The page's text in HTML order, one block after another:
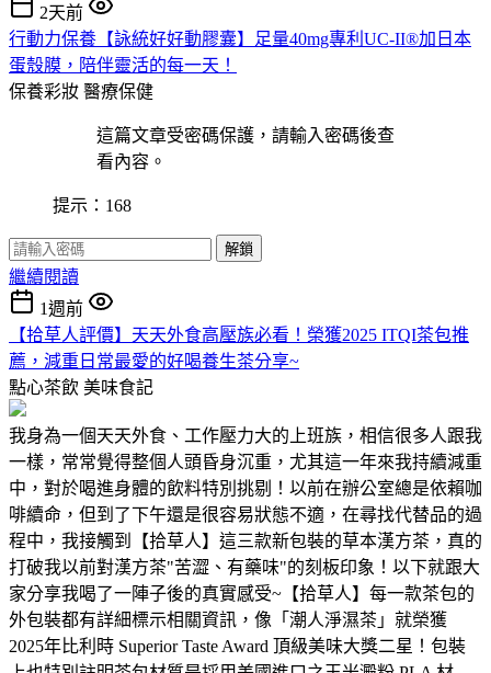
2天前
行動力保養【詠統好好動膠囊】足量40mg專利UC-II®加日本
蛋殼膜，陪伴靈活的每一天！
保養彩妝 醫療保健
這篇文章受密碼保護，請輸入密碼後查
看內容。
提示：168
解鎖
繼續閱讀
1週前
【拾草人評價】天天外食高壓族必看！榮獲2025 ITQI茶包推
薦，減重日常最愛的好喝養生茶分享~
點心茶飲 美味食記
我身為一個天天外食、工作壓力大的上班族，相信很多人跟我
一樣，常常覺得整個人頭昏身沉重，尤其這一年來我持續減重
中，對於喝進身體的飲料特別挑剔！以前在辦公室總是依賴咖
啡續命，但到了下午還是很容易狀態不適，在尋找代替品的過
程中，我接觸到【拾草人】這三款新包裝的草本漢方茶，真的
打破我以前對漢方茶"苦澀、有藥味"的刻板印象！以下就跟大
家分享我喝了一陣子後的真實感受~【拾草人】每一款茶包的
外包裝都有詳細標示相關資訊，像「潮人淨濕茶」就榮獲
2025年比利時 Superior Taste Award 頂級美味大獎二星！包裝